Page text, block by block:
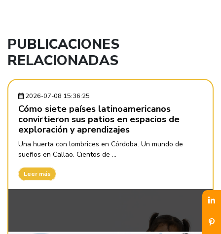
PUBLICACIONES
RELACIONADAS
2026-07-08 15:36:25
Cómo siete países latinoamericanos
convirtieron sus patios en espacios de
exploración y aprendizajes
Una huerta con lombrices en Córdoba. Un mundo de
sueños en Callao. Cientos de ...
Leer más